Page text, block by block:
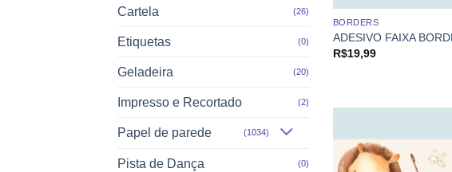
Cartela (26)
Etiquetas (0)
Geladeira (20)
Impresso e Recortado (2)
Papel de parede (1034)
Pista de Dança (0)
BORDERS
ADESIVO FAIXA
R$19,99